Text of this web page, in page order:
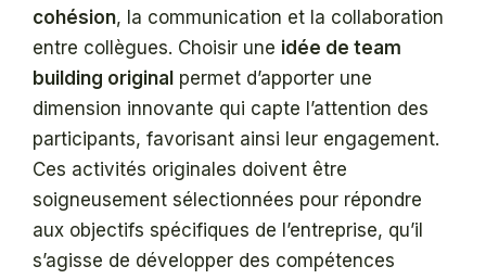
cohésion, la communication et la collaboration
entre collègues. Choisir une idée de team
building original permet d’apporter une
dimension innovante qui capte l’attention des
participants, favorisant ainsi leur engagement.
Ces activités originales doivent être
soigneusement sélectionnées pour répondre
aux objectifs spécifiques de l’entreprise, qu’il
s’agisse de développer des compétences